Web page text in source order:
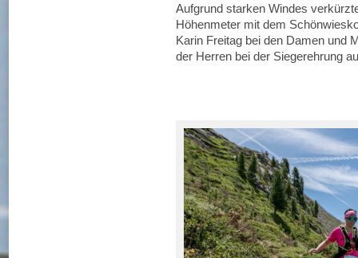
Aufgrund starken Windes
Höhenmeter mit dem
Karin Freitag bei den Damen und
der Herren bei der Siegerehrung